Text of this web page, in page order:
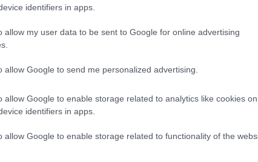
identifiers in apps.
allow my user data to be sent to Google for online advertising
allow Google to send me personalized advertising.
allow Google to enable storage related to analytics like cookies on
identifiers in apps.
allow Google to enable storage related to functionality of the
egy szorongást, csak helyezd el
a metrón